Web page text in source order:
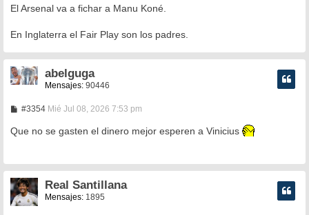
n
j
El Arsenal va a fichar a Manu Koné.
En Inglaterra el Fair Play son los padres.
abelguga
Mensajes: 90446
#3354M
n
s
e
Mié Jul 08, 2026 7:53 pm
Que no se gasten el dinero mejor esperen a Vinicius
Real Santillana
Mensajes: 1895